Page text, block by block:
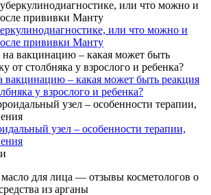
или что можно и
прививки Манту
вакцинацию – какая может быть реакция
у взрослого и ребенка?
узел – особенности терапии,